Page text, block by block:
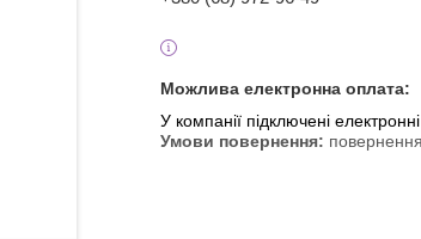
У компанії підключені